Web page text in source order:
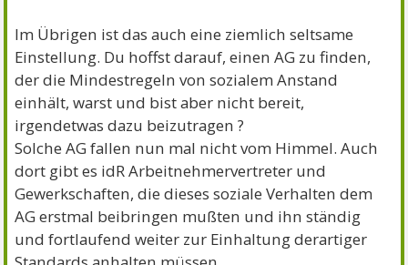
Im Übrigen ist das auch eine ziemlich seltsame
Einstellung. Du hoffst darauf, einen AG zu finden,
der die Mindestregeln von sozialem Anstand
einhält, warst und bist aber nicht bereit,
irgendetwas dazu beizutragen ?
Solche AG fallen nun mal nicht vom Himmel. Auch
dort gibt es idR Arbeitnehmervertreter und
Gewerkschaften, die dieses soziale Verhalten dem
AG erstmal beibringen mußten und ihn ständig
und fortlaufend weiter zur Einhaltung derartiger